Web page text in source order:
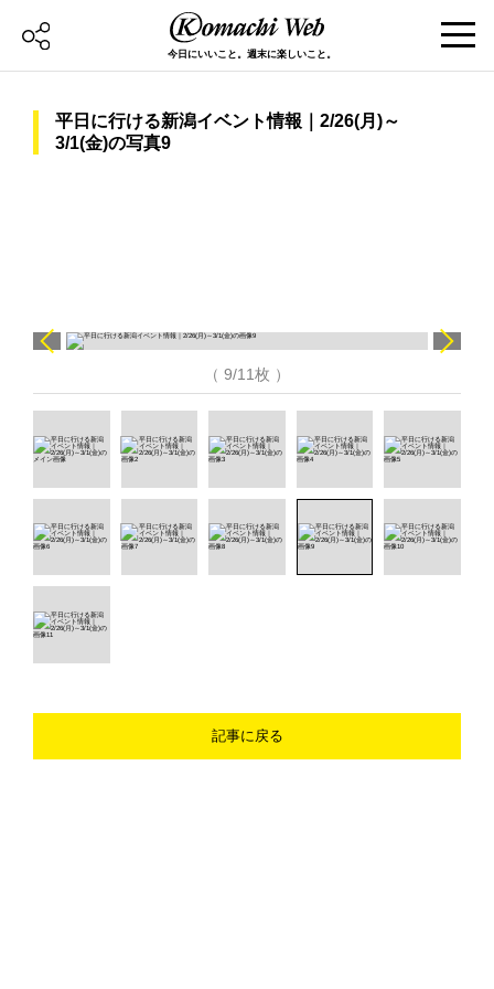
今日にいいこと。週末に楽しいこと。
平日に行ける新潟イベント情報｜2/26(月)～
3/1(金)の写真9
（ 9/11枚 ）
記事に戻る